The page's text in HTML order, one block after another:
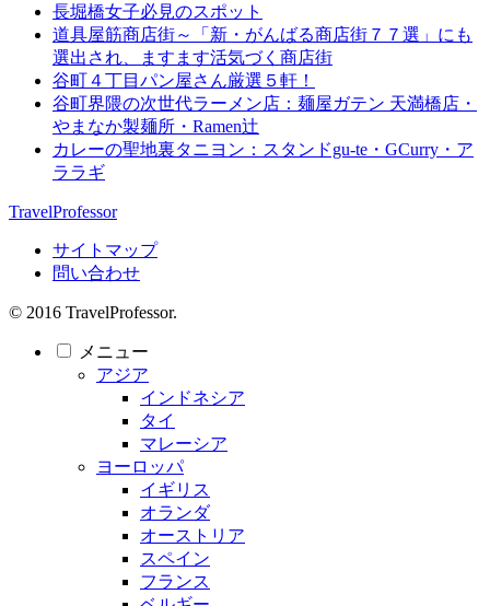
長堀橋女子必見のスポット
道具屋筋商店街～「新・がんばる商店街７７選」にも
選出され、ますます活気づく商店街
谷町４丁目パン屋さん厳選５軒！
谷町界隈の次世代ラーメン店：麺屋ガテン 天満橋店・
やまなか製麺所・Ramen辻
カレーの聖地裏タニヨン：スタンドgu-te・GCurry・ア
ララギ
TravelProfessor
サイトマップ
問い合わせ
© 2016 TravelProfessor.
メニュー
アジア
インドネシア
タイ
マレーシア
ヨーロッパ
イギリス
オランダ
オーストリア
スペイン
フランス